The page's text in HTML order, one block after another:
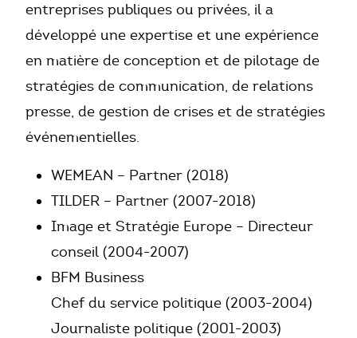
entreprises publiques ou privées, il a
développé une expertise et une expérience
en matière de conception et de pilotage de
stratégies de communication, de relations
presse, de gestion de crises et de stratégies
événementielles.
WEMEAN – Partner (2018)
TILDER – Partner (2007-2018)
Image et Stratégie Europe – Directeur
conseil (2004-2007)
BFM Business
Chef du service politique (2003-2004)
Journaliste politique (2001-2003)